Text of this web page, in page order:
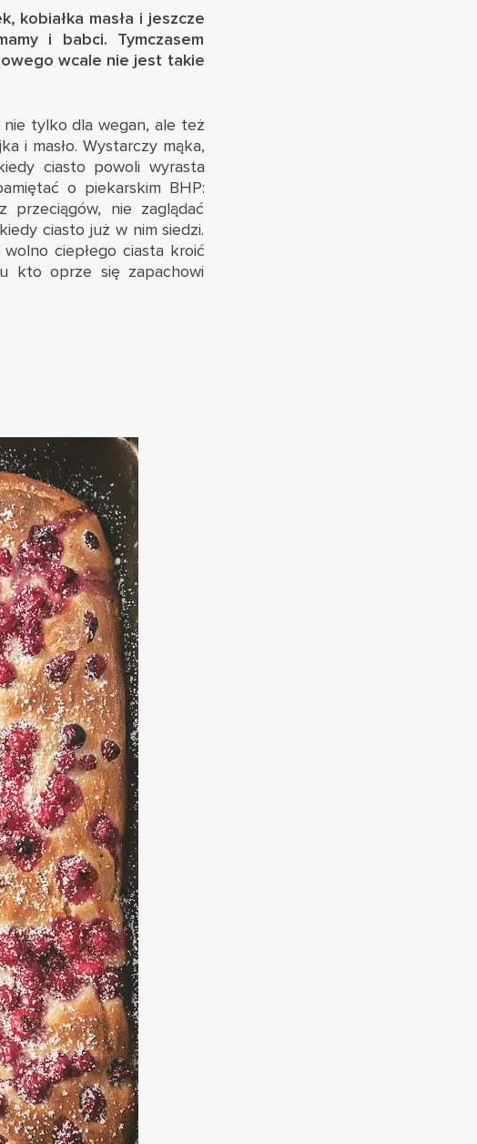
kobiałka masła i jeszcze
i babci. Tymczasem
wcale nie jest takie
tylko dla wegan, ale też
i masło. Wystarczy mąka,
ciasto powoli wyrasta
o piekarskim BHP:
przeciągów, nie zaglądać
ciasto już w nim siedzi.
ciepłego ciasta kroić
kto oprze się zapachowi